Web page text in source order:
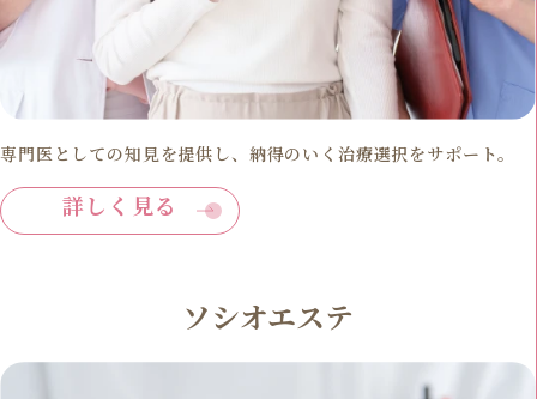
専門医としての知見を提供し、納得のいく治療選択をサポート。
詳しく見る
ソシオエステ